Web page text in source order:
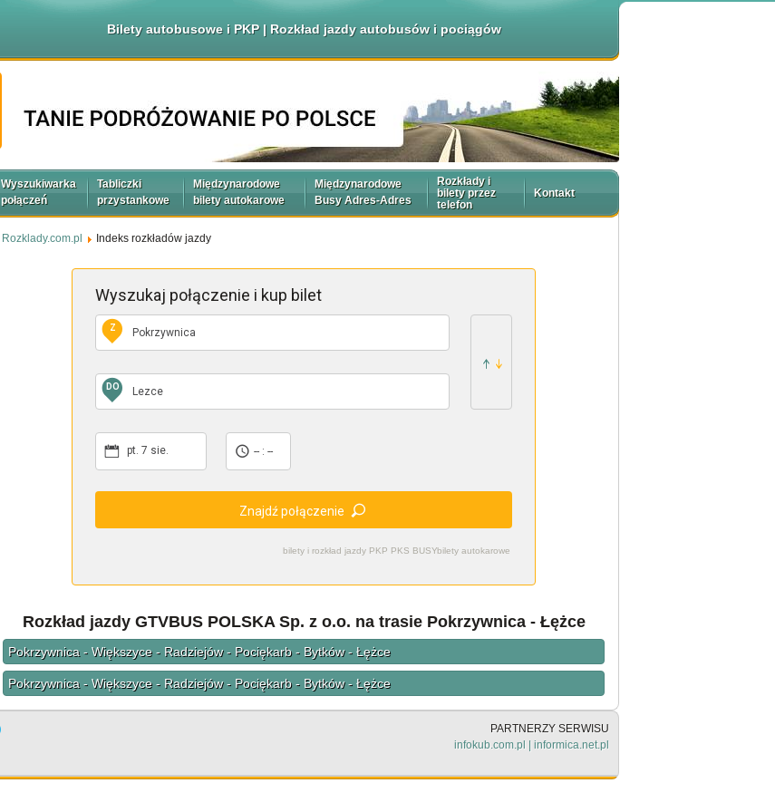
Bilety autobusowe i PKP | Rozkład jazdy autobusów i pociągów
Wyszukiwarka
połączeń
Tabliczki
przystankowe
Międzynarodowe
bilety autokarowe
Międzynarodowe
Busy Adres-Adres
Rozkłady i
bilety przez
telefon
Kontakt
Rozklady.com.pl Indeks rozkładów jazdy
bilety i rozkład jazdy PKP PKS BUSYbilety autokarowe
Wyszukaj połączenie i kup bilet
Z
DO
pt. 7 sie. -- : --
Znajdź połączenie
Rozkład jazdy GTVBUS POLSKA Sp. z o.o. na trasie Pokrzywnica - Łężce
Pokrzywnica - Większyce - Radziejów - Pociękarb - Bytków - Łężce
Pokrzywnica - Większyce - Radziejów - Pociękarb - Bytków - Łężce
PARTNERZY SERWISU
infokub.com.pl
informica.net.pl